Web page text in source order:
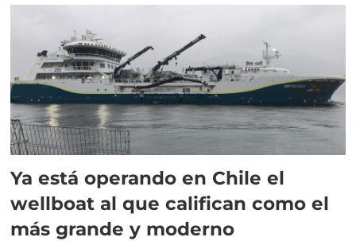
Ya está operando en Chile el
wellboat al que califican como el
más grande y moderno